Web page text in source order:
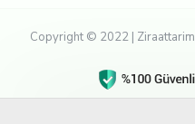
Copyright © 2022 |